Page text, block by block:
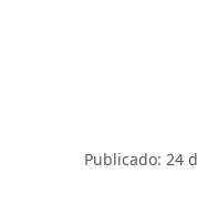
Publicado: 24